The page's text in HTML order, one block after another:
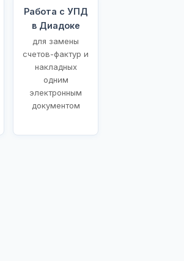
Работа с УПД
в Диадоке
для замены
счетов-фактур и
накладных
одним
электронным
документом